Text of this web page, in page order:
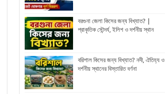
বরগুনা জেলা কিসের জন্য বিখ্যাত? |
প্রাকৃতিক সৌন্দর্য, ইলিশ ও দর্শনীয় স্থান
বরিশাল কিসের জন্য বিখ্যাত? নদী, ঐতিহ্য ও
দর্শনীয় স্থানের বিস্তারিত বর্ণনা